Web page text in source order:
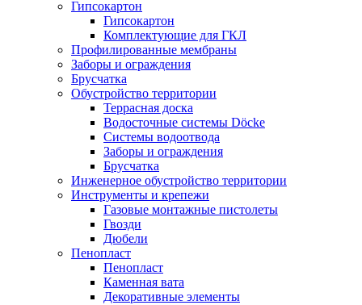
Гипсокартон
Гипсокартон
Комплектующие для ГКЛ
Профилированные мембраны
Заборы и ограждения
Брусчатка
Обустройство территории
Террасная доска
Водосточные системы Döcke
Системы водоотвода
Заборы и ограждения
Брусчатка
Инженерное обустройство территории
Инструменты и крепежи
Газовые монтажные пистолеты
Гвозди
Дюбели
Пенопласт
Пенопласт
Каменная вата
Декоративные элементы